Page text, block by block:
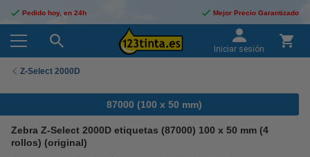
Pedido hoy, en 24h Mejor Precio Garantizado
Iniciar sesión
Z-Select 2000D
87000 (100 x 50 mm)
Zebra Z-Select 2000D etiquetas (87000) 100 x 50 mm (4
rollos) (original)